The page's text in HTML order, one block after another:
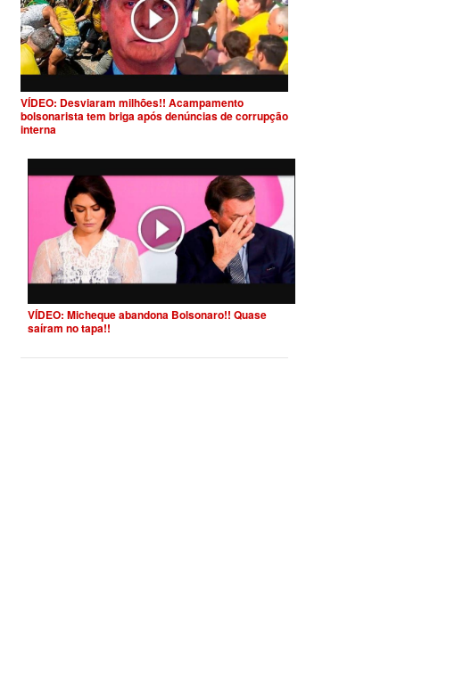
VÍDEO: Desviaram milhões!! Acampamento
bolsonarista tem briga após denúncias de corrupção
interna
VÍDEO: Micheque abandona Bolsonaro!! Quase
saíram no tapa!!